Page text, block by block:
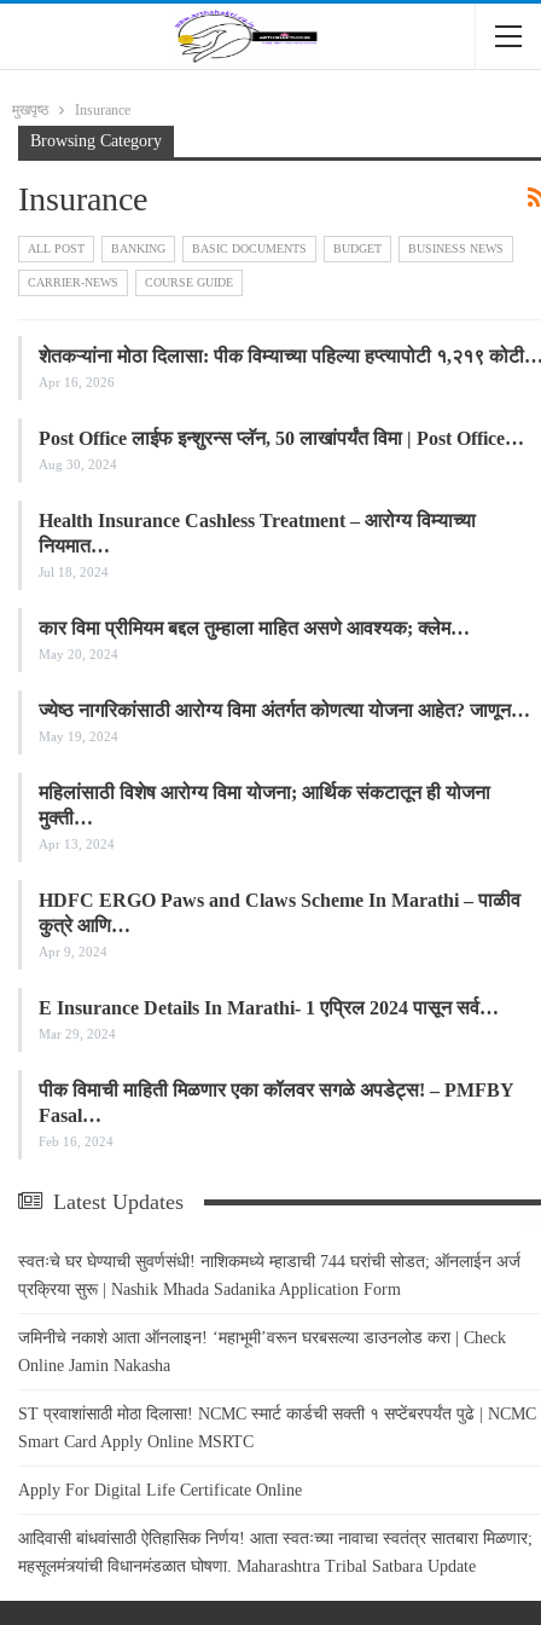
मुखपृष्ठ Insurance
Browsing Category
Insurance
ALL POST BANKING BASIC DOCUMENTS BUDGET BUSINESS NEWS
CARRIER-NEWS COURSE GUIDE
शेतकऱ्यांना मोठा दिलासा: पीक विम्याच्या पहिल्या हप्त्यापोटी १,२१९
Apr 16, 2026
Post Office लाईफ इन्शुरन्स प्लॅन, 50 लाखांपर्यंत विमा | Post Office…
Aug 30, 2024
Health Insurance Cashless Treatment – आरोग्य विम्याच्या
नियमात…
Jul 18, 2024
कार विमा प्रीमियम बद्दल तुम्हाला माहित असणे आवश्यक; क्लेम…
May 20, 2024
ज्येष्ठ नागरिकांसाठी आरोग्य विमा अंतर्गत कोणत्या योजना आहेत? जाणून…
May 19, 2024
महिलांसाठी विशेष आरोग्य विमा योजना; आर्थिक संकटातून ही योजना
मुक्ती…
Apr 13, 2024
HDFC ERGO Paws and Claws Scheme In Marathi – पाळीव
कुत्रे आणि…
Apr 9, 2024
E Insurance Details In Marathi- 1 एप्रिल 2024 पासून सर्व…
Mar 29, 2024
पीक विमाची माहिती मिळणार एका कॉलवर सगळे अपडेट्स! – PMFBY
Fasal…
Feb 16, 2024
Latest Updates
स्वतःचे घर घेण्याची सुवर्णसंधी! नाशिकमध्ये म्हाडाची 744 घरांची सोडत; ऑनलाईन अर्ज
प्रक्रिया सुरू | Nashik Mhada Sadanika Application Form
जमिनीचे नकाशे आता ऑनलाइन! ‘महाभूमी’वरून घरबसल्या डाउनलोड करा | Check
Online Jamin Nakasha
ST प्रवाशांसाठी मोठा दिलासा! NCMC स्मार्ट कार्डची सक्ती १ सप्टेंबरपर्यंत पुढे | NCMC
Smart Card Apply Online MSRTC
Apply For Digital Life Certificate Online
आदिवासी बांधवांसाठी ऐतिहासिक निर्णय! आता स्वतःच्या नावाचा स्वतंत्र सातबारा मिळणार;
महसूलमंत्र्यांची विधानमंडळात घोषणा. Maharashtra Tribal Satbara Update